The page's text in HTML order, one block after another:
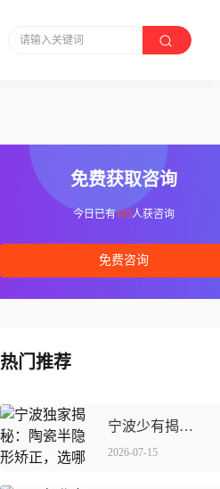
请输入关键词
免费获取咨询
今日已有105人获咨询
免费咨询
热门推荐
宁波少有揭秘：陶瓷半隐形矫正，选哪家医美医院效果较好？
2026-07-15